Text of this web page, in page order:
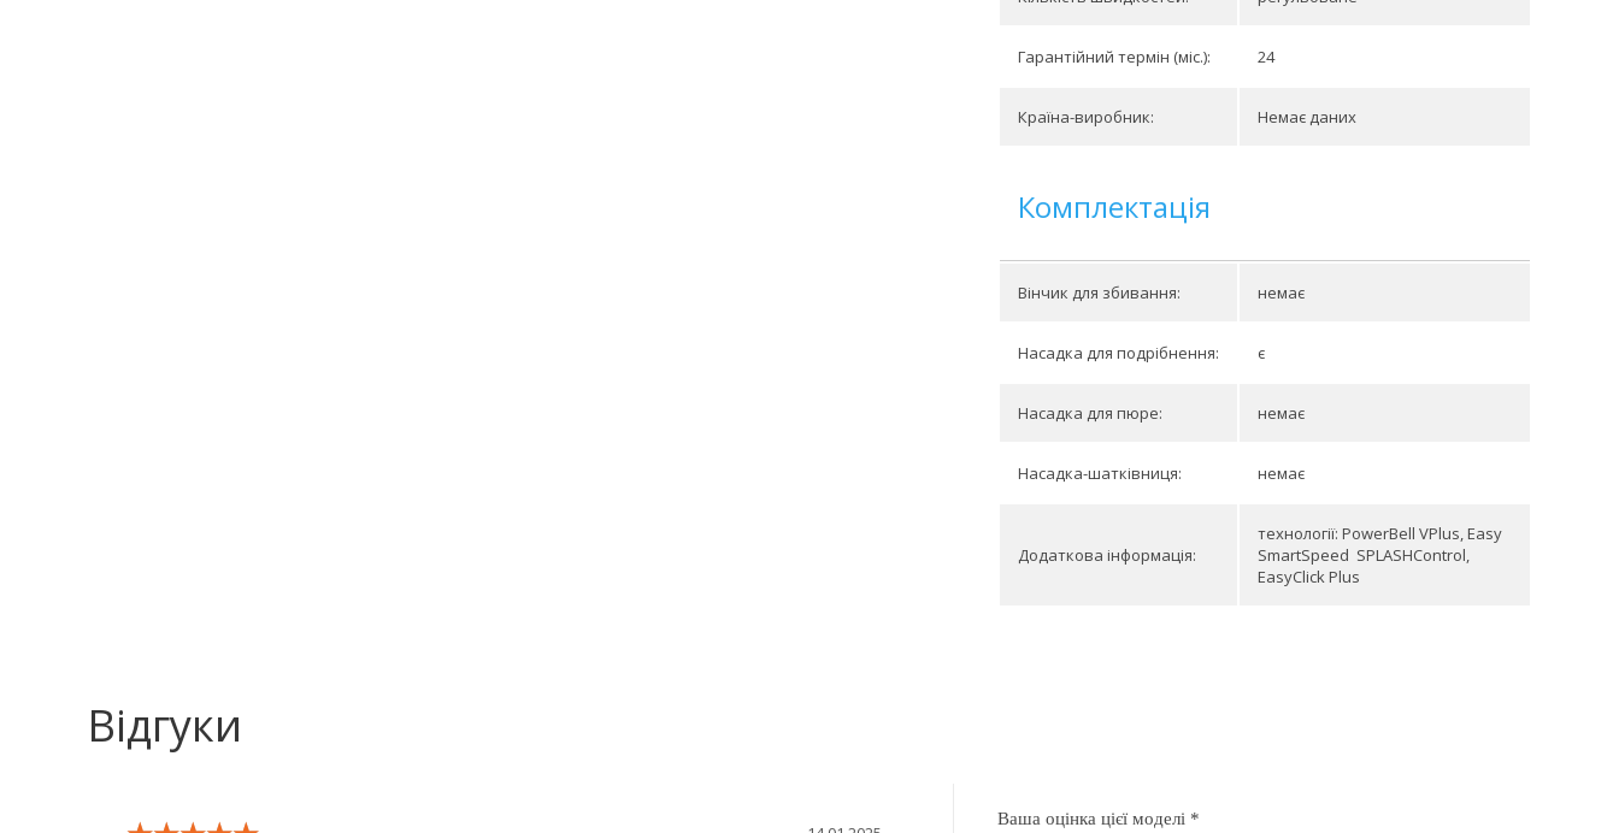
Гарантійний термін (міс.): 24
Країна-виробник: Немає даних
Комплектація
Вінчик для збивання: немає
Насадка для подрібнення: є
Насадка для пюре: немає
Насадка-шатківниця: немає
Додаткова інформація:
технології: PowerBell VPlus, Easy
SmartSpeed ​​ SPLASHControl,
EasyClick Plus
Відгуки
Ваша оцінка цієї моделі *